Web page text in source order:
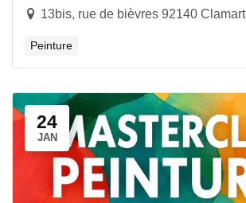
13bis, rue de bièvres 92140 Clamart
Peinture
24
JAN